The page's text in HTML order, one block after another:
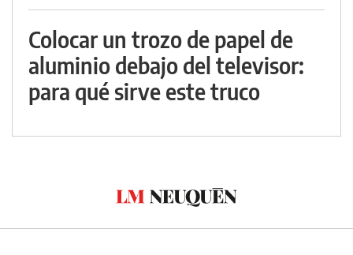
Colocar un trozo de papel de
aluminio debajo del televisor:
para qué sirve este truco